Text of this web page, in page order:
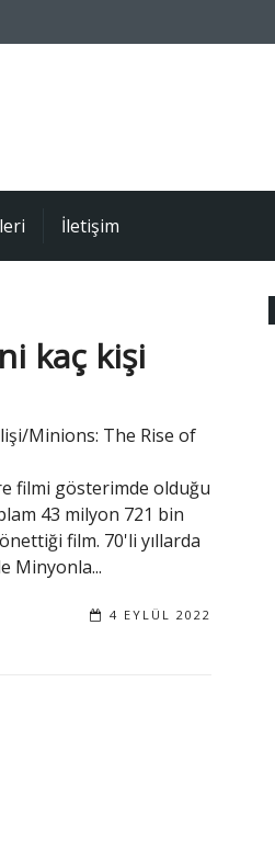
İletişim
kaç kişi
Minions: The Rise of
filmi gösterimde olduğu
43 milyon 721 bin
film. 70'li yıllarda
Minyonla...
4 EYLÜL 2022